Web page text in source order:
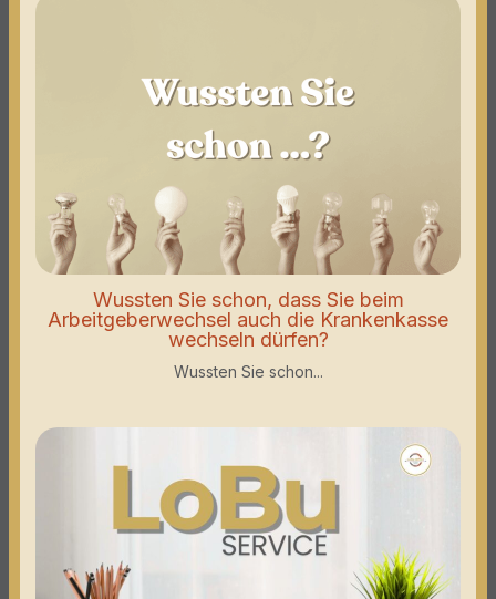
Wussten Sie schon, dass Sie beim
Arbeitgeberwechsel auch die Krankenkasse
wechseln dürfen?
Wussten Sie schon...